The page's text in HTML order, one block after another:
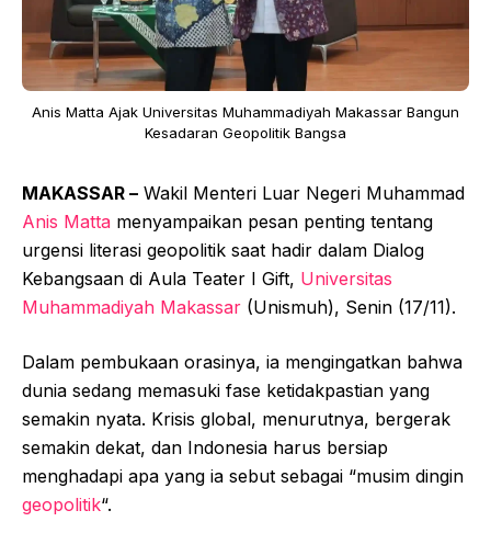
Anis Matta Ajak Universitas Muhammadiyah Makassar Bangun
Kesadaran Geopolitik Bangsa
MAKASSAR – Wakil Menteri Luar Negeri Muhammad
Anis Matta menyampaikan pesan penting tentang
urgensi literasi geopolitik saat hadir dalam Dialog
Kebangsaan di Aula Teater I Gift, Universitas
Muhammadiyah Makassar (Unismuh), Senin (17/11).
Dalam pembukaan orasinya, ia mengingatkan bahwa
dunia sedang memasuki fase ketidakpastian yang
semakin nyata. Krisis global, menurutnya, bergerak
semakin dekat, dan Indonesia harus bersiap
menghadapi apa yang ia sebut sebagai “musim dingin
geopolitik“.